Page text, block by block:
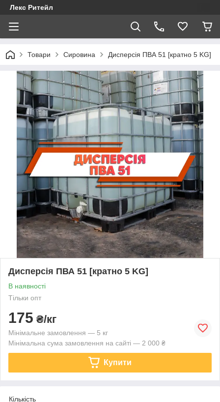
Лекс Ритейл
Товари Сировина Дисперсія ПВА 51 [кратно 5 KG]
Дисперсія ПВА 51 [кратно 5 KG]
В наявності
Тільки опт
175 ₴/кг
Мінімальне замовлення — 5 кг
Мінімальна сума замовлення на сайті — 2 000 ₴
Купити
Кількість